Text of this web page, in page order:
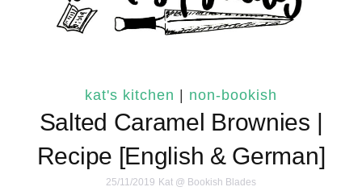
kat's kitchen non-bookish
Salted Caramel Brownies |
Recipe [English & German]
25/11/2019 Kat @ Bookish Blades